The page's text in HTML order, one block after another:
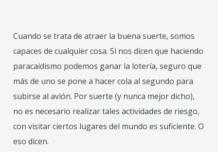
Cuando se trata de atraer la buena suerte, somos
capaces de cualquier cosa. Si nos dicen que haciendo
paracaidismo podemos ganar la lotería, seguro que
más de uno se pone a hacer cola al segundo para
subirse al avión. Por suerte (y nunca mejor dicho),
no es necesario realizar tales actividades de riesgo,
con visitar ciertos lugares del mundo es suficiente. O
eso dicen.